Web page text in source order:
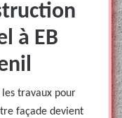
à EB
les travaux pour
façade devient